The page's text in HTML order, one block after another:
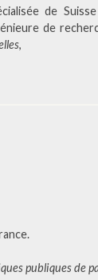
de
de
,
publiques de